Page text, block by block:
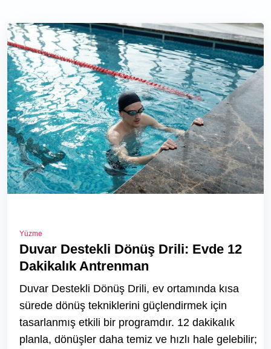
Yüzme
Duvar Destekli Dönüş Drili: Evde 12
Dakikalık Antrenman
Duvar Destekli Dönüş Drili, ev ortamında kısa
sürede dönüş tekniklerini güçlendirmek için
tasarlanmış etkili bir programdır. 12 dakikalık
planla, dönüşler daha temiz ve hızlı hale gelebilir;